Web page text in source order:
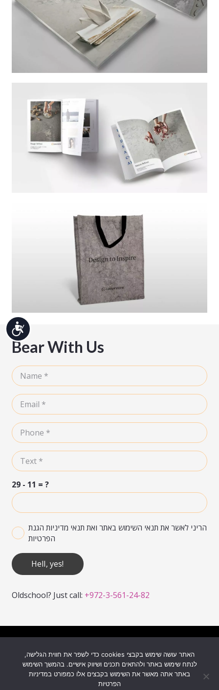
Bear With Us
29 - 11 = ?
הריני לאשר את תנאי השימוש באתר ואת תנאי מדיניות הגנת
הפרטיות
Hell, yes!
Oldschool? Just call: +972-3-561-24-82
© 2025 3bears
האתר עושה שימוש בקבצי cookies כדי לשפר את חווית הגלישה,
לנתח שימוש באתר ולהתאים תכנים ושיווק אישיים. בהמשך השימוש
באתר אתה מאשר את השימוש בקבצים אלו כמפורט במדיניות
הפרטיות